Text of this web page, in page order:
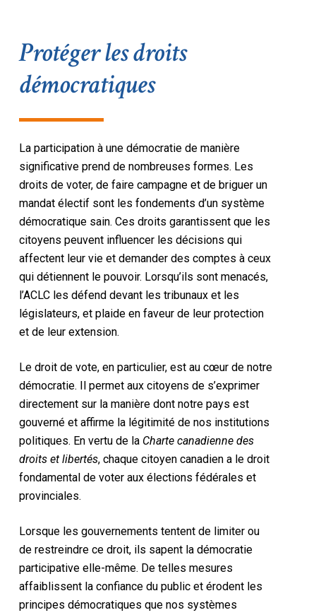
Protéger les droits
démocratiques
La participation à une démocratie de manière
significative prend de nombreuses formes. Les
droits de voter, de faire campagne et de briguer un
mandat électif sont les fondements d’un système
démocratique sain. Ces droits garantissent que les
citoyens peuvent influencer les décisions qui
affectent leur vie et demander des comptes à ceux
qui détiennent le pouvoir. Lorsqu’ils sont menacés,
l’ACLC les défend devant les tribunaux et les
législateurs, et plaide en faveur de leur protection
et de leur extension.
Le droit de vote, en particulier, est au cœur de notre
démocratie. Il permet aux citoyens de s’exprimer
directement sur la manière dont notre pays est
gouverné et affirme la légitimité de nos institutions
politiques. En vertu de la Charte canadienne des
droits et libertés, chaque citoyen canadien a le droit
fondamental de voter aux élections fédérales et
provinciales.
Lorsque les gouvernements tentent de limiter ou
de restreindre ce droit, ils sapent la démocratie
participative elle-même. De telles mesures
affaiblissent la confiance du public et érodent les
principes démocratiques que nos systèmes